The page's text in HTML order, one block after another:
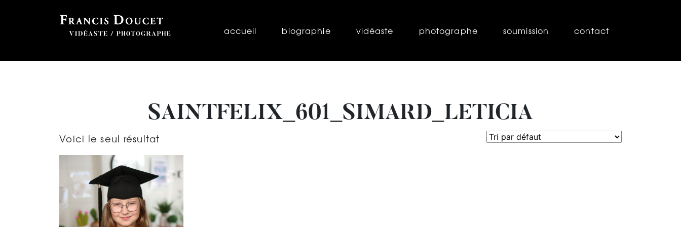
accueil biographie vidéaste photographe soumission contact
SAINTFELIX_601_SIMARD_LETICIA
Voici le seul résultat